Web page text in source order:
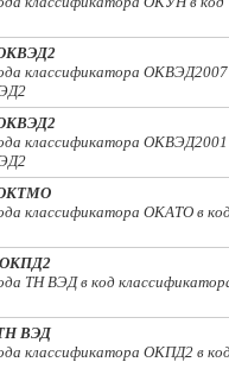
классификатора ОКВЭД2007
классификатора ОКВЭД2001
классификатора ОКАТО в код
ТН ВЭД в код
ВЭД
классификатора ОКПД2 в код